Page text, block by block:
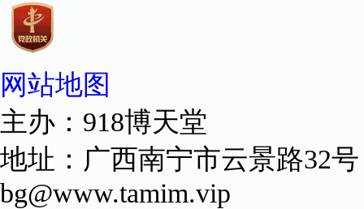
网站地图
主办：918博天堂
地址：广西南宁市云景路32号
bg@www.tamim.vip